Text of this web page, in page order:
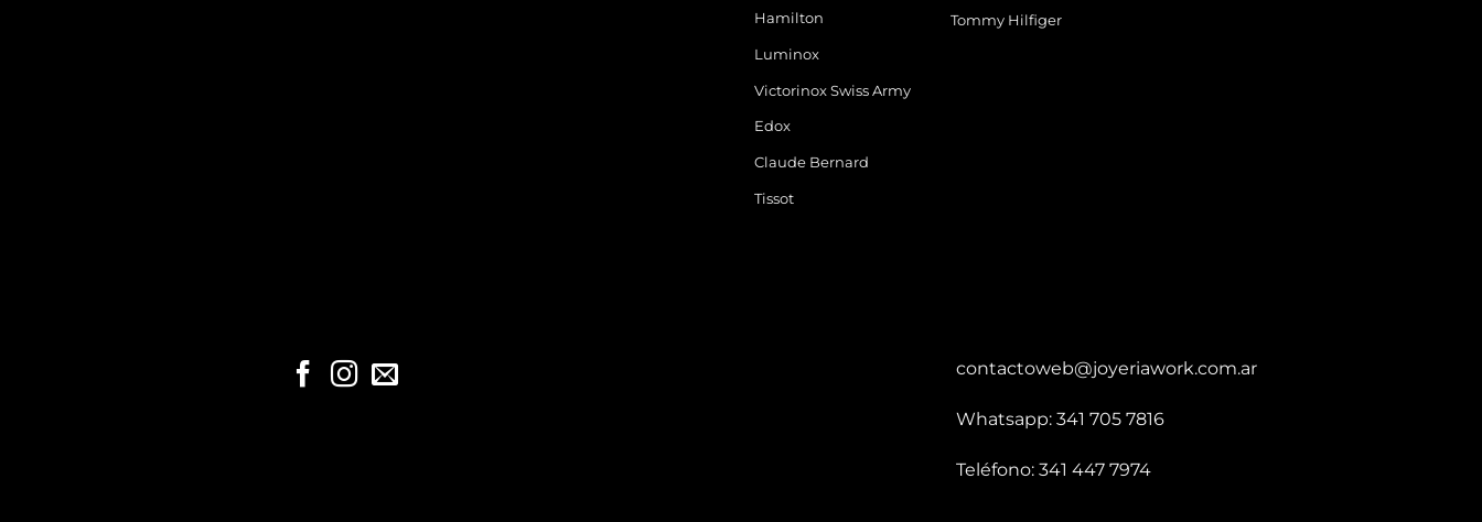
Hamilton
Luminox
Victorinox Swiss Army
Edox
Claude Bernard
Tissot
Tommy Hilfiger
contactoweb@joyeriawork.com.ar
Whatsapp: 341 705 7816
Teléfono: 341 447 7974